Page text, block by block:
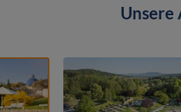
Unsere